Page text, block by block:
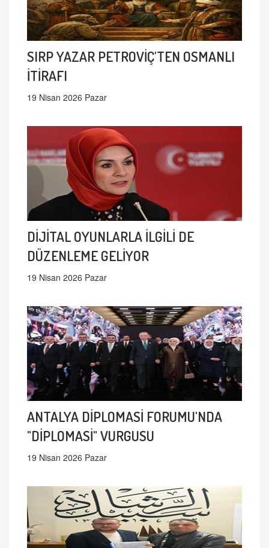
SIRP YAZAR PETROVİÇ'TEN OSMANLI
İTİRAFI
19 Nisan 2026 Pazar
DİJİTAL OYUNLARLA İLGİLİ DE
DÜZENLEME GELİYOR
19 Nisan 2026 Pazar
ANTALYA DİPLOMASİ FORUMU'NDA
"DİPLOMASİ" VURGUSU
19 Nisan 2026 Pazar